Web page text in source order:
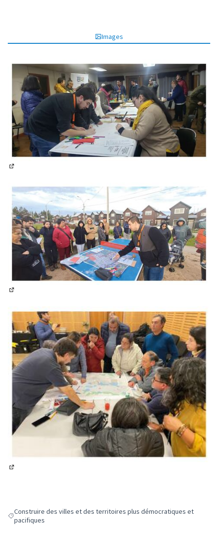
Images
Filter results for: Construire des villes et des territoires plus
Construire des villes et des territoires plus démocratiques et
pacifiques